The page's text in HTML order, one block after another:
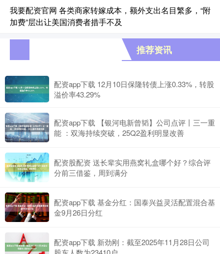
我要配资官网 各类商家转嫁成本，额外支出名目繁多，“附
加费”层出让美国消费者措手不及
推荐资讯
配资app下载 12月10日保隆转债上涨0.33%，转股
溢价率43.29%
配资app下载 【银河电新曾韬】公司点评丨三一重
能 ：双海持续突破，25Q2盈利明显改善
配资股配资 送长辈实用燕窝礼盒哪个好？综合评
分前三借鉴，周到满分
配资app下载 基金分红：国泰兴益灵活配置混合基
金9月26日分红
配资app下载 新劲刚：截至2025年11月28日公司